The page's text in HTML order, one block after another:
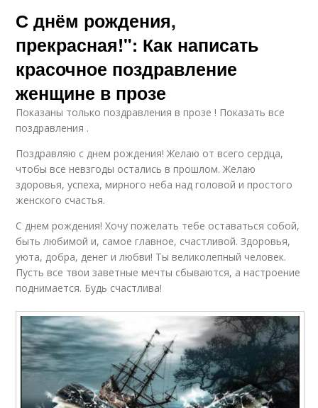
С днём рождения,
прекрасная!": Как написать
красочное поздравление
женщине в прозе
Показаны только поздравления в прозе ! Показать все
поздравления .
Поздравляю с днем рождения! Желаю от всего сердца,
чтобы все невзгоды остались в прошлом. Желаю
здоровья, успеха, мирного неба над головой и простого
женского счастья.
С днем рождения! Хочу пожелать тебе оставаться собой,
быть любимой и, самое главное, счастливой. Здоровья,
уюта, добра, денег и любви! Ты великолепный человек.
Пусть все твои заветные мечты сбываются, а настроение
поднимается. Будь счастлива!